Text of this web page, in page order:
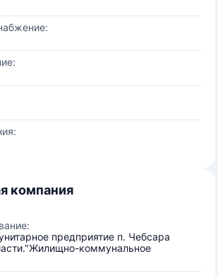
компания
предприятие п. Чебсара
коммунальное